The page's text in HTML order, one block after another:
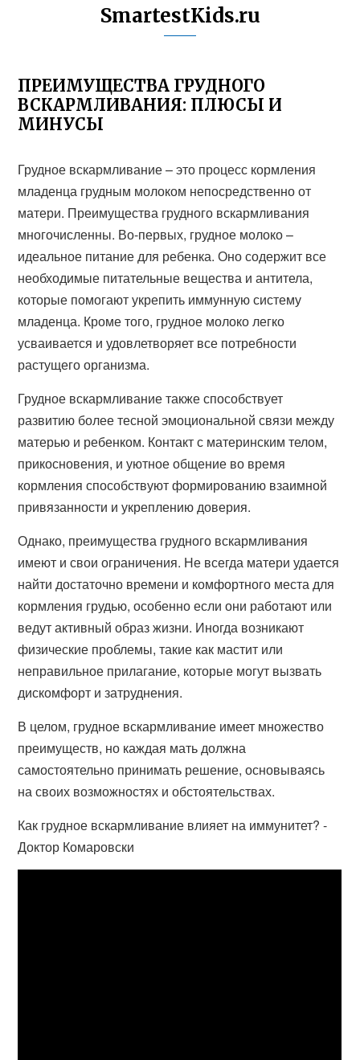
SmartestKids.ru
ПРЕИМУЩЕСТВА ГРУДНОГО
ВСКАРМЛИВАНИЯ: ПЛЮСЫ И
МИНУСЫ
Грудное вскармливание – это процесс кормления
младенца грудным молоком непосредственно от
матери. Преимущества грудного вскармливания
многочисленны. Во-первых, грудное молоко –
идеальное питание для ребенка. Оно содержит все
необходимые питательные вещества и антитела,
которые помогают укрепить иммунную систему
младенца. Кроме того, грудное молоко легко
усваивается и удовлетворяет все потребности
растущего организма.
Грудное вскармливание также способствует
развитию более тесной эмоциональной связи между
матерью и ребенком. Контакт с материнским телом,
прикосновения, и уютное общение во время
кормления способствуют формированию взаимной
привязанности и укреплению доверия.
Однако, преимущества грудного вскармливания
имеют и свои ограничения. Не всегда матери удается
найти достаточно времени и комфортного места для
кормления грудью, особенно если они работают или
ведут активный образ жизни. Иногда возникают
физические проблемы, такие как мастит или
неправильное прилагание, которые могут вызвать
дискомфорт и затруднения.
В целом, грудное вскармливание имеет множество
преимуществ, но каждая мать должна
самостоятельно принимать решение, основываясь
на своих возможностях и обстоятельствах.
Как грудное вскармливание влияет на иммунитет? -
Доктор Комаровски